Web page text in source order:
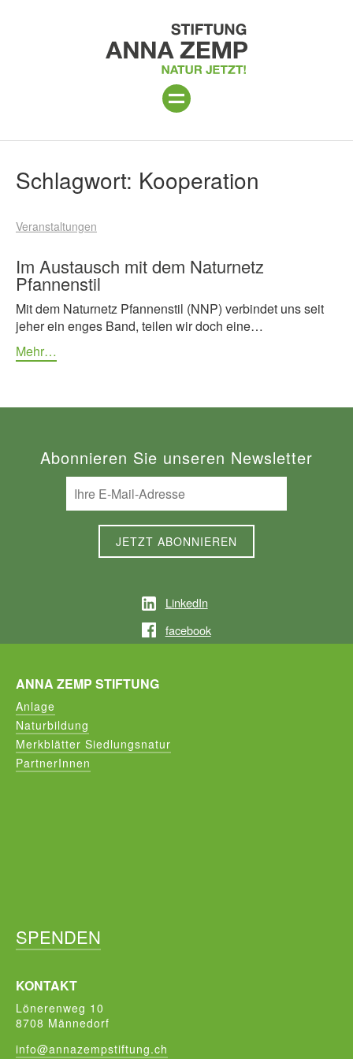
PROGRAMM 2026
PROJEKTE
BESUCH
ÜBER UNS
Schlagwort: Kooperation
Veranstaltungen
Im Austausch mit dem Naturnetz
Pfannenstil
Mit dem Naturnetz Pfannenstil (NNP) verbindet uns seit
jeher ein enges Band, teilen wir doch eine…
Mehr…
Abonnieren Sie unseren Newsletter
LinkedIn
facebook
ANNA ZEMP STIFTUNG
Anlage
Naturbildung
Merkblätter Siedlungsnatur
PartnerInnen
SPENDEN
KONTAKT
Lönerenweg 10
8708 Männedorf
info@annazempstiftung.ch